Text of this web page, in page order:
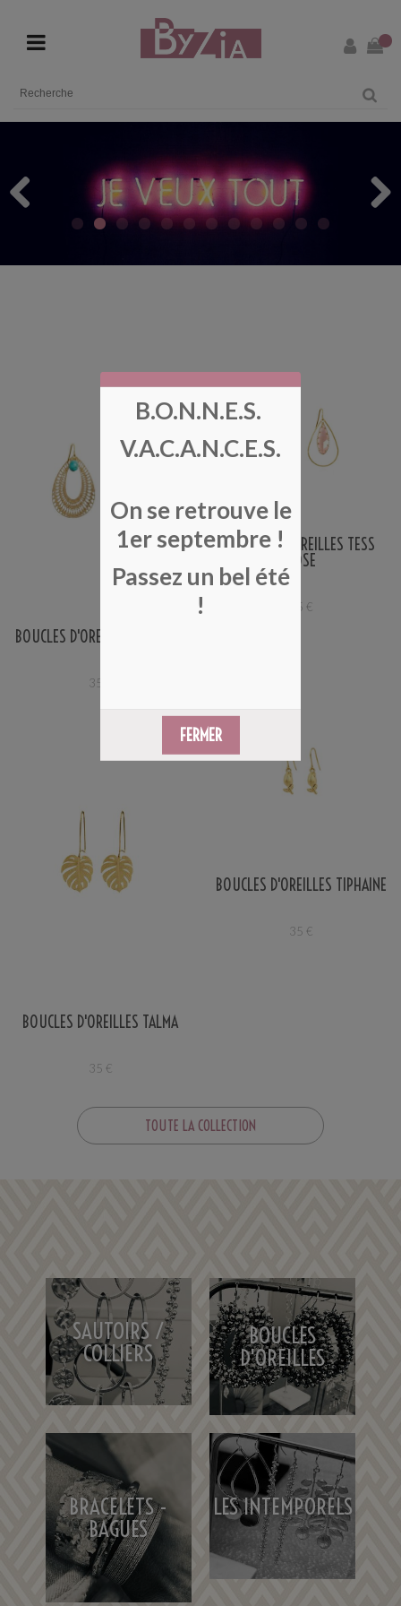
B.O.N.N.E.S.
V.A.C.A.N.C.E.S.
On se retrouve le
1er septembre !
Passez un bel été
!
BOUCLES D'OREILLES TRINIDAD
35
BOUCLES D'OREILLES TESS
ROSE
35 €
BOUCLES D'OREILLES TALMA
35 €
BOUCLES D'OREILLES TIPHAINE
35 €
TOUTE LA COLLECTION
SAUTOIRS /
COLLIERS
BOUCLES
D'OREILLES
BRACELETS -
BAGUES
LES INTEMPORELS